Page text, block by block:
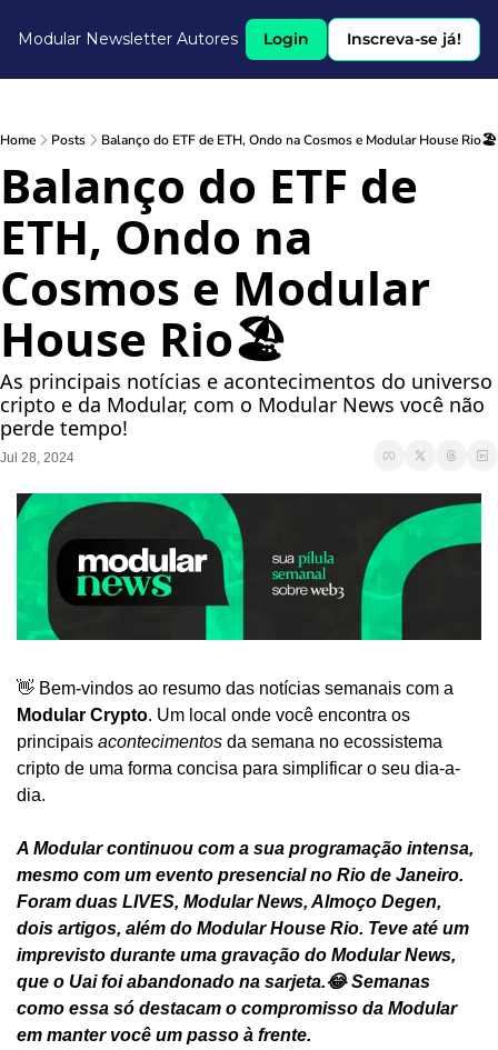
Modular Newsletter Autores Login Inscreva-se já!
Home Posts Balanço do ETF de ETH, Ondo na Cosmos e Modular House Rio🏖️
Balanço do ETF de
ETH, Ondo na
Cosmos e Modular
House Rio🏖️
As principais notícias e acontecimentos do universo
cripto e da Modular, com o Modular News você não
perde tempo!
Jul 28, 2024
Modular Crypto. Um local onde você encontra os
principais acontecimentos da semana no ecossistema
cripto de uma forma concisa para simplificar o seu dia-a-
dia.
A Modular continuou com a sua programação intensa,
mesmo com um evento presencial no Rio de Janeiro.
Foram duas LIVES, Modular News, Almoço Degen,
dois artigos, além do Modular House Rio. Teve até um
imprevisto durante uma gravação do Modular News,
que o Uai foi abandonado na sarjeta.😂 Semanas
como essa só destacam o compromisso da Modular
em manter você um passo à frente.